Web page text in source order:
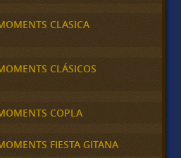
CLASICA
CLÁSICOS
COPLA
FIESTA GITANA